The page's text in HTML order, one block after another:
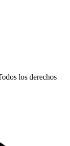
los derechos